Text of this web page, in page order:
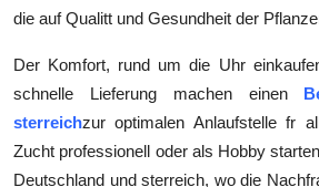
Finance
Tech
die auf Qualitt und Gesundheit der
Der Komfort, rund um die Uhr
schnelle Lieferung machen einen
sterreichzur optimalen Anlaufstelle fr
Zucht professionell oder als Hobby
Deutschland und sterreich, wo die